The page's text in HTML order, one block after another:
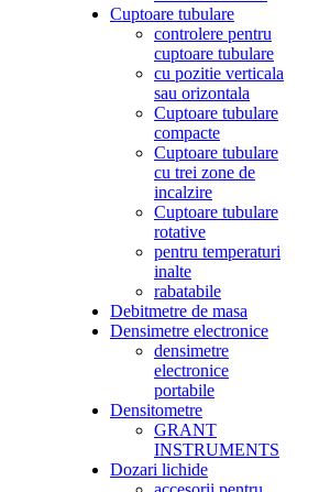
Cuptoare tubulare
controlere pentru
cuptoare tubulare
cu pozitie verticala
sau orizontala
Cuptoare tubulare
compacte
Cuptoare tubulare
cu trei zone de
incalzire
Cuptoare tubulare
rotative
pentru temperaturi
inalte
rabatabile
Debitmetre de masa
Densimetre electronice
densimetre
electronice
portabile
Densitometre
GRANT
INSTRUMENTS
Dozari lichide